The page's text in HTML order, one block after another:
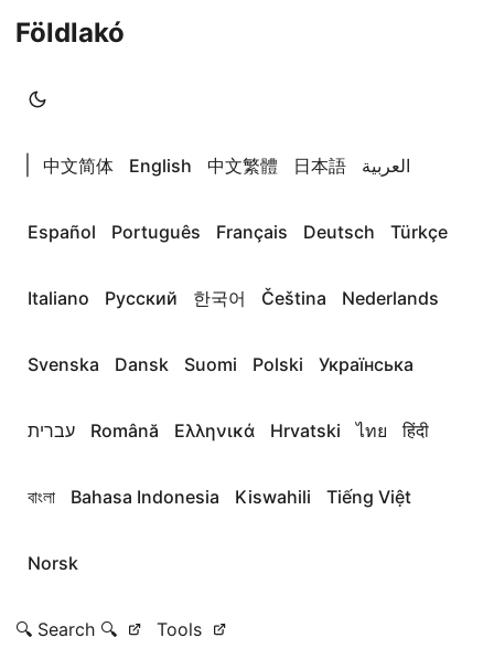
Földlakó
中文简体 English 中文繁體 日本語 العربية
Español Português Français Deutsch Türkçe
Italiano Русский 한국어 Čeština Nederlands
Svenska Dansk Suomi Polski Українська
עברית Română Ελληνικά Hrvatski ไทย हिंदी
বাংলা Bahasa Indonesia Kiswahili Tiếng Việt
Norsk
🔍 Search 🔍 Tools